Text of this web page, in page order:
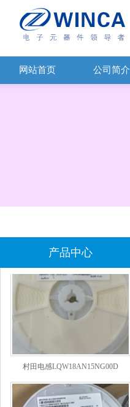
网站首页 公司简介
产品中心
TDK滤波器ACM2012-202-2P-T002参数
村田电感LQW18AN15NG00D